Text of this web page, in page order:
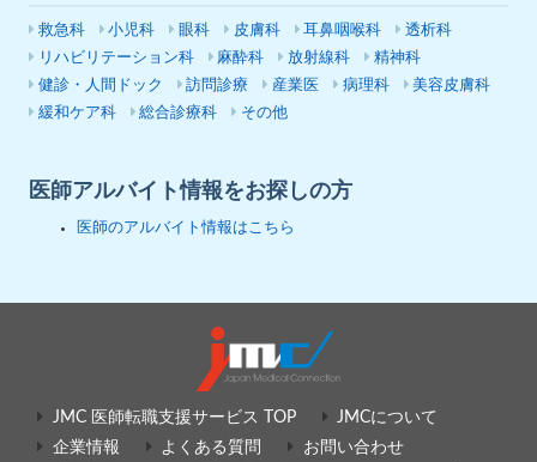
救急科 小児科 眼科 皮膚科 耳鼻咽喉科
透析科
リハビリテーション科
麻酔科 放射線科
精神科
健診・人間ドック
訪問診療 産業医 病理科
美容皮膚科
緩和ケア科
総合診療科 その他
医師アルバイト情報をお探しの方
医師のアルバイト情報はこちら
JMC 医師転職支援サービス TOP
JMCについて
企業情報
よくある質問
お問い合わせ